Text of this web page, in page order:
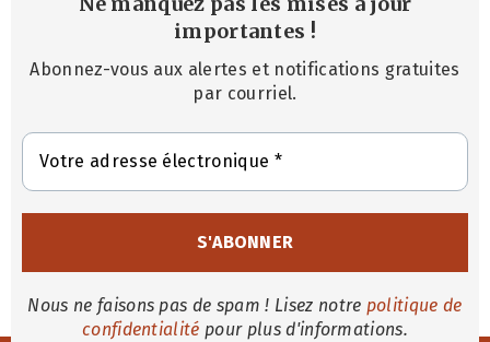
importantes !
Abonnez-vous aux alertes et notifications gratuites
par courriel.
Nous ne faisons pas de spam ! Lisez notre politique de
confidentialité pour plus d'informations.